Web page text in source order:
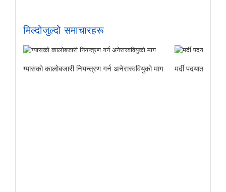
मिल्दोजुल्दो समाचारहरू
ग्यासको कालोबजारी नियन्त्रण गर्न अनेरास्ववियुको माग मर्दी